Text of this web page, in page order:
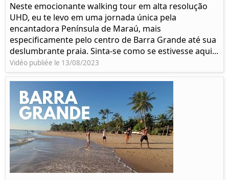
Neste emocionante walking tour em alta resolução
UHD, eu te levo em uma jornada única pela
encantadora Península de Maraú, mais
especificamente pelo centro de Barra Grande até sua
deslumbrante praia. Sinta-se como se estivesse aqui...
Vidéo publiée le 13/08/2023